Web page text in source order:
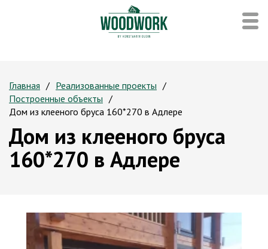
Главная
Реализованные проекты
Построенные объекты
Дом из клееного бруса 160*270 в Адлере
Дом из клееного бруса
160*270 в Адлере